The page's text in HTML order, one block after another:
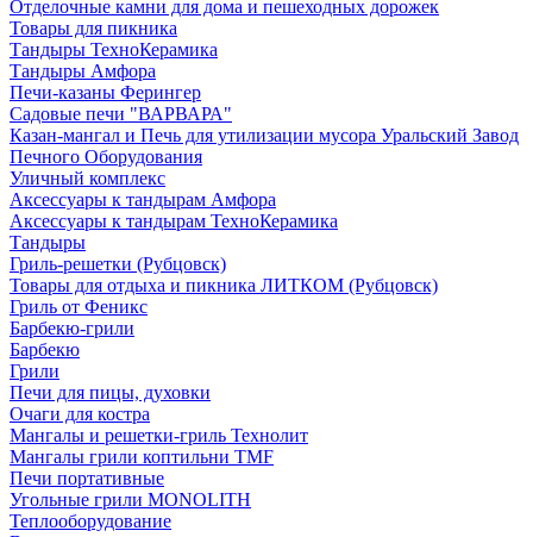
Отделочные камни для дома и пешеходных дорожек
Товары для пикника
Тандыры ТехноКерамика
Тандыры Амфора
Печи-казаны Ферингер
Садовые печи "ВАРВАРА"
Казан-мангал и Печь для утилизации мусора Уральский Завод
Печного Оборудования
Уличный комплекс
Аксессуары к тандырам Амфора
Аксессуары к тандырам ТехноКерамика
Тандыры
Гриль-решетки (Рубцовск)
Товары для отдыха и пикника ЛИТКОМ (Рубцовск)
Гриль от Феникс
Барбекю-грили
Барбекю
Грили
Печи для пицы, духовки
Очаги для костра
Мангалы и решетки-гриль Технолит
Мангалы грили коптильни TMF
Печи портативные
Угольные грили MONOLITH
Теплооборудование